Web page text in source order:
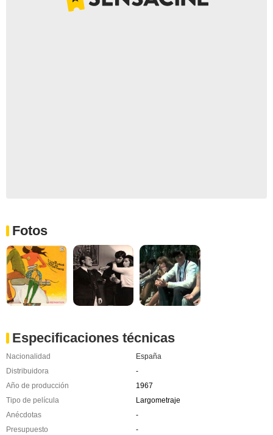
Fotos
Especificaciones técnicas
Nacionalidad
España
Distribuidora
-
Año de producción
1967
Tipo de película
Largometraje
Anécdotas
-
Presupuesto
-